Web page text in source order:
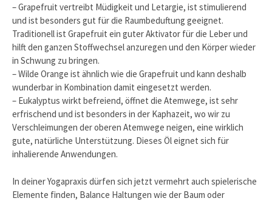
– Grapefruit vertreibt Müdigkeit und Letargie, ist stimulierend
und ist besonders gut für die Raumbeduftung geeignet.
Traditionell ist Grapefruit ein guter Aktivator für die Leber und
hilft den ganzen Stoffwechsel anzuregen und den Körper wieder
in Schwung zu bringen.
– Wilde Orange ist ähnlich wie die Grapefruit und kann deshalb
wunderbar in Kombination damit eingesetzt werden.
– Eukalyptus wirkt befreiend, öffnet die Atemwege, ist sehr
erfrischend und ist besonders in der Kaphazeit, wo wir zu
Verschleimungen der oberen Atemwege neigen, eine wirklich
gute, natürliche Unterstützung. Dieses Öl eignet sich für
inhalierende Anwendungen.
In deiner Yogapraxis dürfen sich jetzt vermehrt auch spielerische
Elemente finden, Balance Haltungen wie der Baum oder